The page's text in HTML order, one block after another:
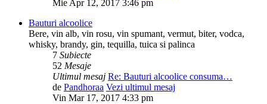
Mie Apr 12, 2017 3:46 pm
Bauturi alcoolice
Bere, vin alb, vin rosu, vin spumant, vermut, biter, vodca,
whisky, brandy, gin, tequilla, tuica si palinca
7 Subiecte
52 Mesaje
Ultimul mesaj Re: Bauturi alcoolice consuma…
de Pandhoraa Vezi ultimul mesaj
Vin Mar 17, 2017 4:33 pm